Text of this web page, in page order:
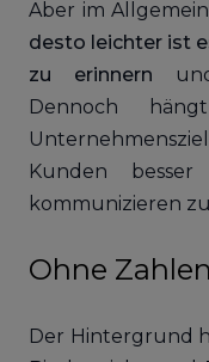
Aber im
desto leichter ist
zu erinnern
Dennoch
Kunden
kommunizieren
Ohne
Der Hintergrund